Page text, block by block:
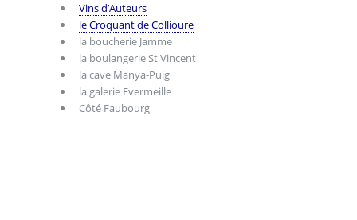
Vins d’Auteurs
le Croquant de Collioure
la boucherie Jamme
la boulangerie St Vincent
la cave Manya-Puig
la galerie Evermeille
Côté Faubourg